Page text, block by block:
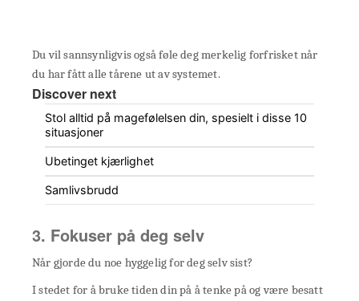
Du vil sannsynligvis også føle deg merkelig forfrisket når
du har fått alle tårene ut av systemet.
Discover next
Stol alltid på magefølelsen din, spesielt i disse 10
situasjoner
Ubetinget kjærlighet
Samlivsbrudd
3. Fokuser på deg selv
Når gjorde du noe hyggelig for deg selv sist?
I stedet for å bruke tiden din på å tenke på og være besatt